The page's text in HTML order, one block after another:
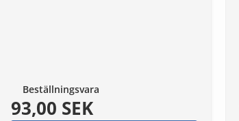
Beställningsvara
93,00 SEK